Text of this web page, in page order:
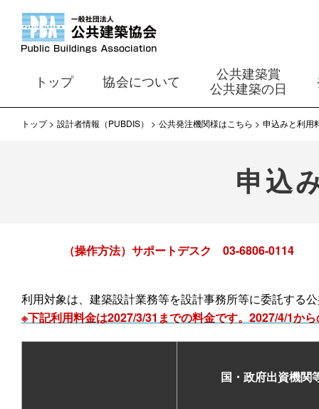
トップ 協会について
公共建築賞
公共建築の日
トップ 設計者情報（PUBDIS） 公共発注機関様はこちら 申込みと利用
申込
（操作方法）サポートデスク 03-6806-
利用対象は、建築設計業務等を設計事務所等に委託する
※下記利用料金は2027/3/31までの料金です。2027/4/1か
国・政府出資機関